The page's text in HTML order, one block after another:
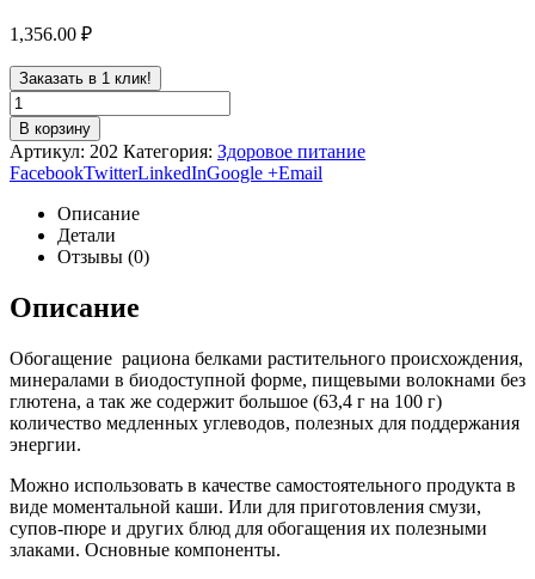
1,356.00 ₽
Заказать в 1 клик!
В корзину
Артикул: 202 Категория: Здоровое питание
FacebookTwitterLinkedInGoogle +Email
Описание
Детали
Отзывы (0)
Описание
Обогащение рациона белками растительного происхождения,
минералами в биодоступной форме, пищевыми волокнами без
глютена, а так же содержит большое (63,4 г на 100 г)
количество медленных углеводов, полезных для поддержания
энергии.
Можно использовать в качестве самостоятельного продукта в
виде моментальной каши. Или для приготовления смузи,
супов-пюре и других блюд для обогащения их полезными
злаками. Основные компоненты.